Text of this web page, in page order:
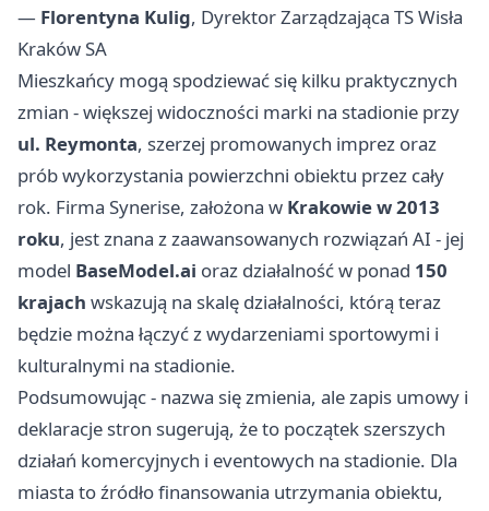
— Florentyna Kulig, Dyrektor Zarządzająca TS Wisła
Kraków SA
Mieszkańcy mogą spodziewać się kilku praktycznych
zmian - większej widoczności marki na stadionie przy
ul. Reymonta, szerzej promowanych imprez oraz
prób wykorzystania powierzchni obiektu przez cały
rok. Firma Synerise, założona w Krakowie w 2013
roku, jest znana z zaawansowanych rozwiązań AI - jej
model BaseModel.ai oraz działalność w ponad 150
krajach wskazują na skalę działalności, którą teraz
będzie można łączyć z wydarzeniami sportowymi i
kulturalnymi na stadionie.
Podsumowując - nazwa się zmienia, ale zapis umowy i
deklaracje stron sugerują, że to początek szerszych
działań komercyjnych i eventowych na stadionie. Dla
miasta to źródło finansowania utrzymania obiektu,